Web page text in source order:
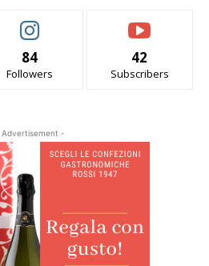
84
Followers
42
Subscribers
-